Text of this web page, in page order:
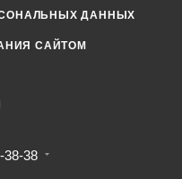
ДАННЫХ
САЙТОМ
38-38